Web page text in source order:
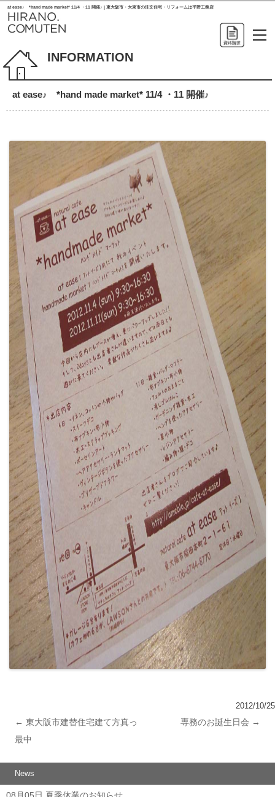
at ease♪ *hand made market* 11/4 ・11 開催♪ | 東大阪市・大東市の注文住宅・リフォームは平野工務店
INFORMATION
at ease♪ *hand made market* 11/4 ・11 開催♪
2012/10/25
← 東大阪市建替住宅建て方真っ
最中
専務のお誕生日会 →
News